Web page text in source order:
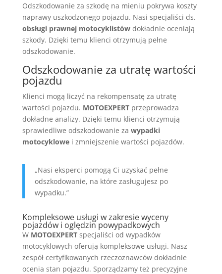
Odszkodowanie za szkodę na mieniu pokrywa koszty
naprawy uszkodzonego pojazdu. Nasi specjaliści ds.
obsługi prawnej motocyklistówdokładnie oceniają
szkody. Dzięki temu klienci otrzymują pełne
odszkodowanie.
Odszkodowanie za utratę wartości
pojazdu
Klienci mogą liczyć na rekompensatę za utratę
wartości pojazdu. MOTOEXPERTprzeprowadza
dokładne analizy. Dzięki temu klienci otrzymują
sprawiedliwe odszkodowanie za wypadki
motocyklowei zmniejszenie wartości pojazdów.
„Nasi eksperci pomogą Ci uzyskać pełne
odszkodowanie, na które zasługujesz po
wypadku.”
Kompleksowe usługi w zakresie wyceny
pojazdów i oględzin powypadkowych
W MOTOEXPERTspecjaliści od wypadków
motocyklowych oferują kompleksowe usługi. Nasz
zespół certyfikowanych rzeczoznawców dokładnie
ocenia stan pojazdu. Sporządzamy też precyzyjne